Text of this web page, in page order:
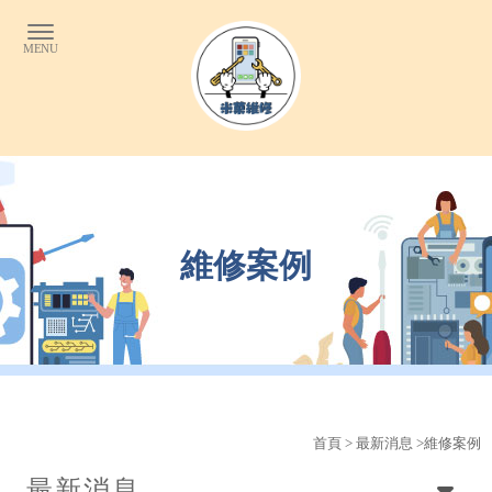
維修案例
首頁 > 最新消息 >維修案例